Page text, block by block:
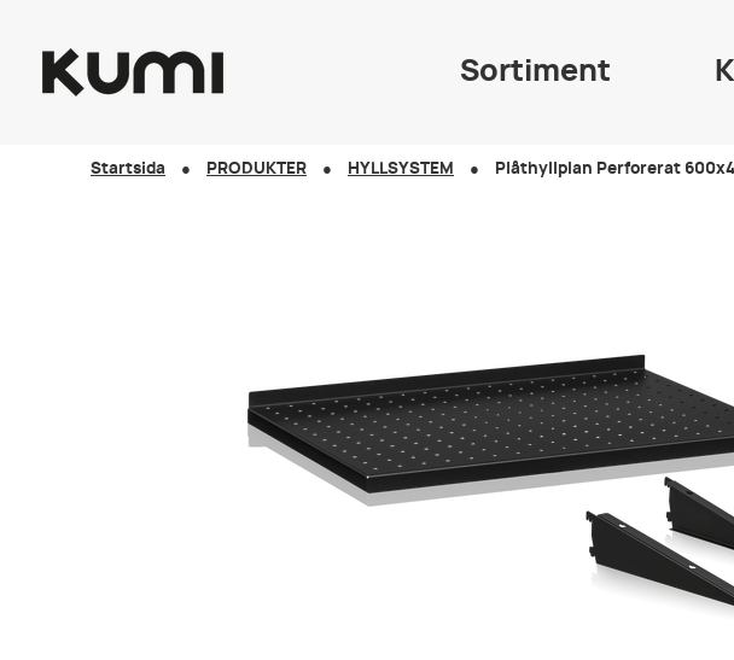
Sortiment
Startsida PRODUKTER HYLLSYSTEM Plåthyllplan Perforerat